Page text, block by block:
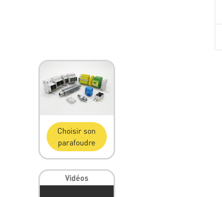
Choisir son
parafoudre
Vidéos